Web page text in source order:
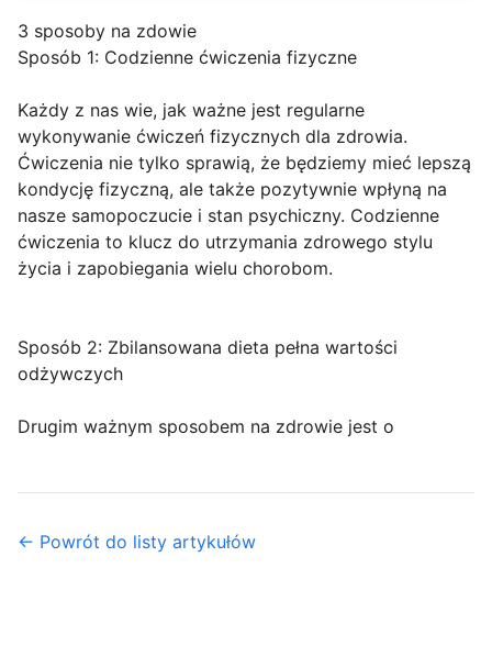
3 sposoby na zdowie
Sposób 1: Codzienne ćwiczenia fizyczne
Każdy z nas wie, jak ważne jest regularne
wykonywanie ćwiczeń fizycznych dla zdrowia.
Ćwiczenia nie tylko sprawią, że będziemy mieć lepszą
kondycję fizyczną, ale także pozytywnie wpłyną na
nasze samopoczucie i stan psychiczny. Codzienne
ćwiczenia to klucz do utrzymania zdrowego stylu
życia i zapobiegania wielu chorobom.
Sposób 2: Zbilansowana dieta pełna wartości
odżywczych
Drugim ważnym sposobem na zdrowie jest o
← Powrót do listy artykułów